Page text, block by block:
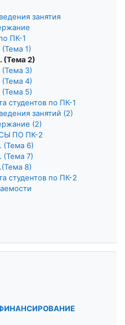
занятия
ПК-1
1)
(Тема 2)
3)
4)
5)
студентов по ПК-1
занятий (2)
(2)
ПО ПК-2
6)
7)
8)
студентов по ПК-2